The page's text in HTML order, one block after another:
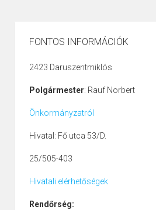
FONTOS INFORMÁCIÓK
2423 Daruszentmiklós
Polgármester: Rauf Norbert
Önkormányzatról
Hivatal: Fő utca 53/D.
25/505-403
Hivatali elérhetőségek
Rendőrség: